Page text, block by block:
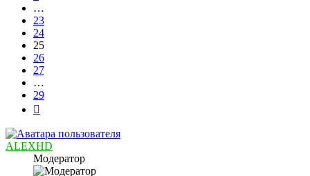
…
23
24
25
26
27
…
29
ALEXHD
Модератор